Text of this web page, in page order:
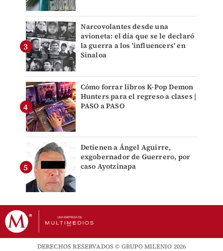
Narcovolantes desde una
avioneta: el día que se le declaró
la guerra a los 'influencers' en
Sinaloa
Cómo forrar libros K-Pop Demon
Hunters para el regreso a clases |
PASO a PASO
Detienen a Ángel Aguirre,
exgobernador de Guerrero, por
caso Ayotzinapa
DERECHOS RESERVADOS © GRUPO MILENIO 2026